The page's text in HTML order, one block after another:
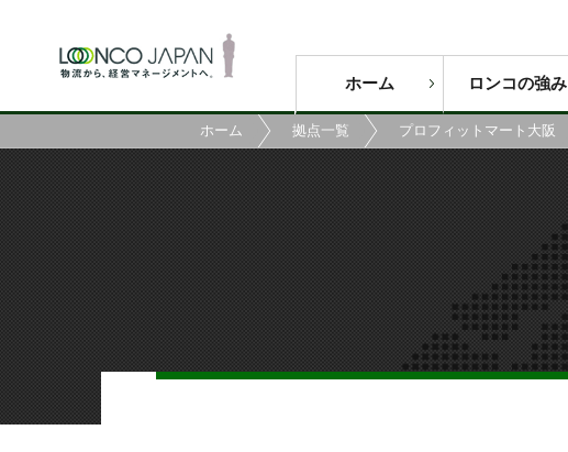
ホーム ロンコの強み
ホーム 拠点一覧 プロフィットマート大阪